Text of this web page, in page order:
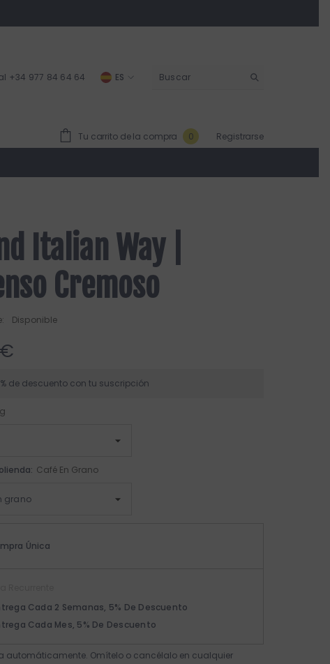
+34 977 84 64 64
ES
Tu carrito de la compra
00
items
Registrarse
Italian Way |
Cremoso
Disponible
de descuento con tu suscripción
Café En Grano
Única
Cada 2 Semanas, 5% De Descuento
Cada Mes, 5% De Descuento
automáticamente. Omítelo o cancélalo en cualquier